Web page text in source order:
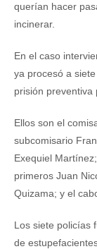
querían hacer
incinerar.
En el caso
ya procesó a
prisión preventiva
Ellos son el
subcomisario
Exequiel
primeros Juan
Quizama; y el
Los siete policías
de